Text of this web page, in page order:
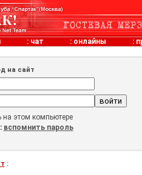
: чат : онлайны :
на сайт
на этом компьютере
вспомнить пароль
: